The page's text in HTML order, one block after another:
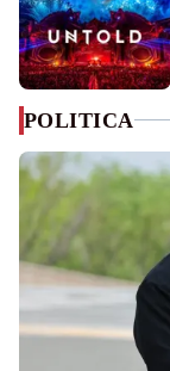
POLITICA